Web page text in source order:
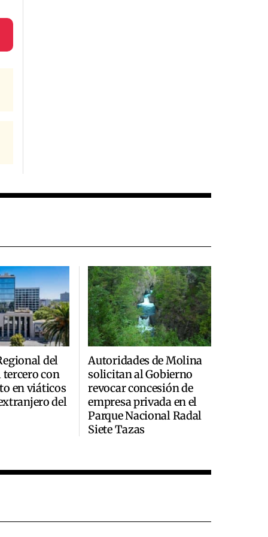
del
tercero con
en viáticos
del
Autoridades de Molina
solicitan al Gobierno
revocar concesión de
empresa privada en el
Parque Nacional Radal
Siete Tazas